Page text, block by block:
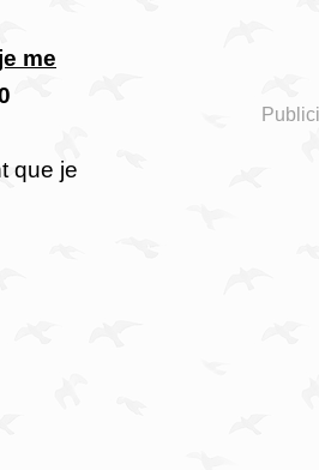
je me
que je